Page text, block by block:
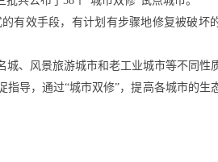
有效手段，有计划有步骤地修复被破坏
城、风景旅游城市和老工业城市等不同性
导，通过“城市双修”，提高各城市的生